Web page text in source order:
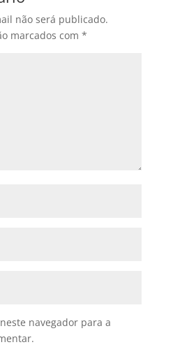
não será publicado.
marcados com *
navegador para a